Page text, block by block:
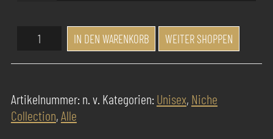
Success
Parfum
Menge
IN DEN WARENKORB WEITER SHOPPEN
Artikelnummer:n. v. Kategorien:Unisex, Niche
Collection,Alle